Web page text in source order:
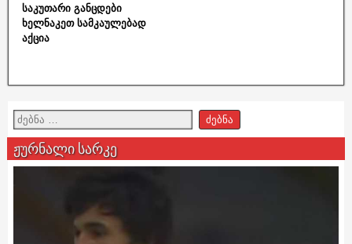
საკუთარი განცდები
ხელნაკეთ სამკაულებად
აქცია
ჟურნალი სარკე